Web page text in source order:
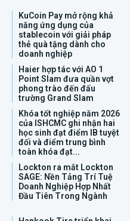
KuCoin Pay mở rộng khả
năng ứng dụng của
stablecoin với giải pháp
thẻ quà tặng dành cho
doanh nghiệp
Haier hợp tác với AO 1
Point Slam đưa quần vợt
phong trào đến đấu
trường Grand Slam
Khóa tốt nghiệp năm 2026
của ISHCMC ghi nhận hai
học sinh đạt điểm IB tuyệt
đối và điểm trung bình
toàn khóa đạt...
Lockton ra mắt Lockton
SAGE: Nền Tảng Trí Tuệ
Doanh Nghiệp Hợp Nhất
Đầu Tiên Trong Ngành